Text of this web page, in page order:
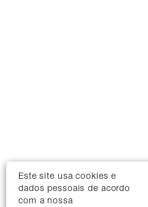
Este site usa cookies e
dados pessoais de acordo
com a nossa